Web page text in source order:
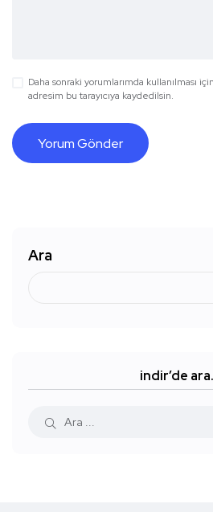
Daha sonraki yorumlarımda kullanılması
adresim bu tarayıcıya kaydedilsin.
Ara
indir’de